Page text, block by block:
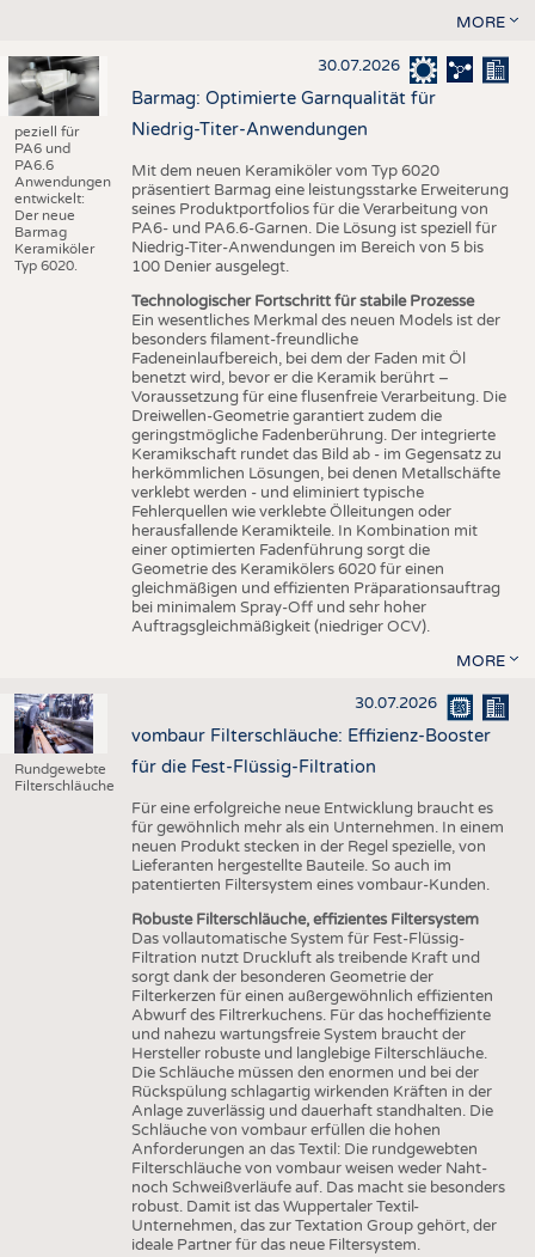
MORE
peziell für
PA6 und
PA6.6
Anwendungen
entwickelt:
Der neue
Barmag
Keramiköler
Typ 6020.
30.07.2026
Barmag: Optimierte Garnqualität für
Niedrig-Titer-Anwendungen
Mit dem neuen Keramiköler vom Typ 6020
präsentiert Barmag eine leistungsstarke Erweiterung
seines Produktportfolios für die Verarbeitung von
PA6- und PA6.6-Garnen. Die Lösung ist speziell für
Niedrig-Titer-Anwendungen im Bereich von 5 bis
100 Denier ausgelegt.
Technologischer Fortschritt für stabile Prozesse
Ein wesentliches Merkmal des neuen Models ist der
besonders filament-freundliche
Fadeneinlaufbereich, bei dem der Faden mit Öl
benetzt wird, bevor er die Keramik berührt –
Voraussetzung für eine flusenfreie Verarbeitung. Die
Dreiwellen-Geometrie garantiert zudem die
geringstmögliche Fadenberührung. Der integrierte
Keramikschaft rundet das Bild ab - im Gegensatz zu
herkömmlichen Lösungen, bei denen Metallschäfte
verklebt werden - und eliminiert typische
Fehlerquellen wie verklebte Ölleitungen oder
herausfallende Keramikteile. In Kombination mit
einer optimierten Fadenführung sorgt die
Geometrie des Keramikölers 6020 für einen
gleichmäßigen und effizienten Präparationsauftrag
bei minimalem Spray-Off und sehr hoher
Auftragsgleichmäßigkeit (niedriger OCV).
MORE
Rundgewebte
Filterschläuche
30.07.2026
vombaur Filterschläuche: Effizienz-Booster
für die Fest-Flüssig-Filtration
Für eine erfolgreiche neue Entwicklung braucht es
für gewöhnlich mehr als ein Unternehmen. In einem
neuen Produkt stecken in der Regel spezielle, von
Lieferanten hergestellte Bauteile. So auch im
patentierten Filtersystem eines vombaur-Kunden.
Robuste Filterschläuche, effizientes Filtersystem
Das vollautomatische System für Fest-Flüssig-
Filtration nutzt Druckluft als treibende Kraft und
sorgt dank der besonderen Geometrie der
Filterkerzen für einen außergewöhnlich effizienten
Abwurf des Filtrerkuchens. Für das hocheffiziente
und nahezu wartungsfreie System braucht der
Hersteller robuste und langlebige Filterschläuche.
Die Schläuche müssen den enormen und bei der
Rückspülung schlagartig wirkenden Kräften in der
Anlage zuverlässig und dauerhaft standhalten. Die
Schläuche von vombaur erfüllen die hohen
Anforderungen an das Textil: Die rundgewebten
Filterschläuche von vombaur weisen weder Naht-
noch Schweißverläufe auf. Das macht sie besonders
robust. Damit ist das Wuppertaler Textil-
Unternehmen, das zur Textation Group gehört, der
ideale Partner für das neue Filtersystem.